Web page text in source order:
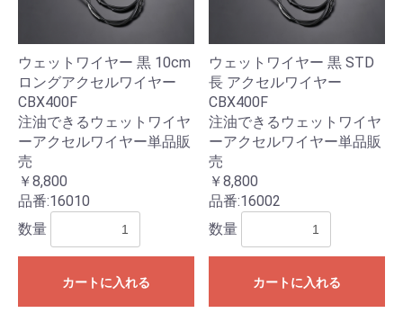
ウェットワイヤー 黒 10cm
ロングアクセルワイヤー
CBX400F
注油できるウェットワイヤ
ーアクセルワイヤー単品販
売
￥8,800
品番:16010
数量
カートに入れる
ウェットワイヤー 黒 STD
長 アクセルワイヤー
CBX400F
注油できるウェットワイヤ
ーアクセルワイヤー単品販
売
￥8,800
品番:16002
数量
カートに入れる